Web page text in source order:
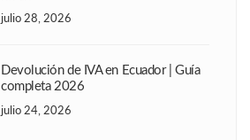
julio 28, 2026
Devolución de IVA en Ecuador | Guía
completa 2026
julio 24, 2026